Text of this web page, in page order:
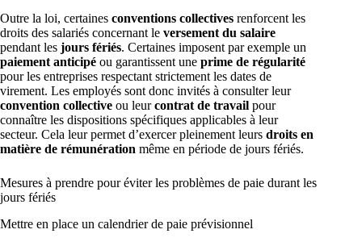
Outre la loi, certaines conventions collectives renforcent les
droits des salariés concernant le versement du salaire
pendant les jours fériés. Certaines imposent par exemple un
paiement anticipé ou garantissent une prime de régularité
pour les entreprises respectant strictement les dates de
virement. Les employés sont donc invités à consulter leur
convention collective ou leurcontrat de travail pour
connaître les dispositions spécifiques applicables à leur
secteur. Cela leur permet d’exercer pleinement leurs droits en
matière de rémunération même en période de jours fériés.
Mesures à prendre pour éviter les problèmes de paie durant les
jours fériés
Mettre en place un calendrier de paie prévisionnel